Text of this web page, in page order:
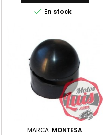
 En stock
MARCA: MONTESA